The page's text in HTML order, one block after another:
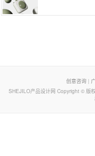
创意咨询|
SHEJILO产品设计网 Copyright © 版